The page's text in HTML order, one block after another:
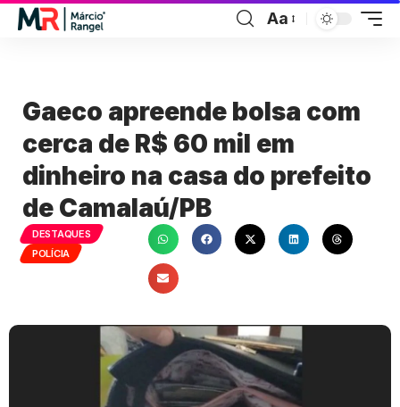
Aa
Gaeco apreende bolsa com
cerca de R$ 60 mil em
dinheiro na casa do prefeito
de Camalaú/PB
DESTAQUES
POLÍCIA